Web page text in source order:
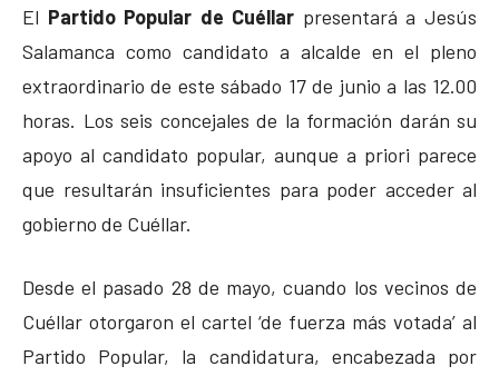
El Partido Popular de Cuéllar presentará a Jesús
Salamanca como candidato a alcalde en el pleno
extraordinario de este sábado 17 de junio a las 12.00
horas. Los seis concejales de la formación darán su
apoyo al candidato popular, aunque a priori parece
que resultarán insuficientes para poder acceder al
gobierno de Cuéllar.
Desde el pasado 28 de mayo, cuando los vecinos de
Cuéllar otorgaron el cartel ‘de fuerza más votada’ al
Partido Popular, la candidatura, encabezada por